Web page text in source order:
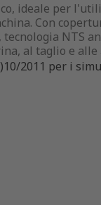
ideale per
Con
NTS
al taglio e
2011 per i